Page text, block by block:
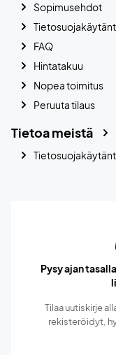
Sopimusehdot
FAQ
Hintatakuu
Nopea toimitus
Peruuta tilaus
Tietoa meistä
Pysy ajan
Tilaa uutiskirje
rekisteröidyt,